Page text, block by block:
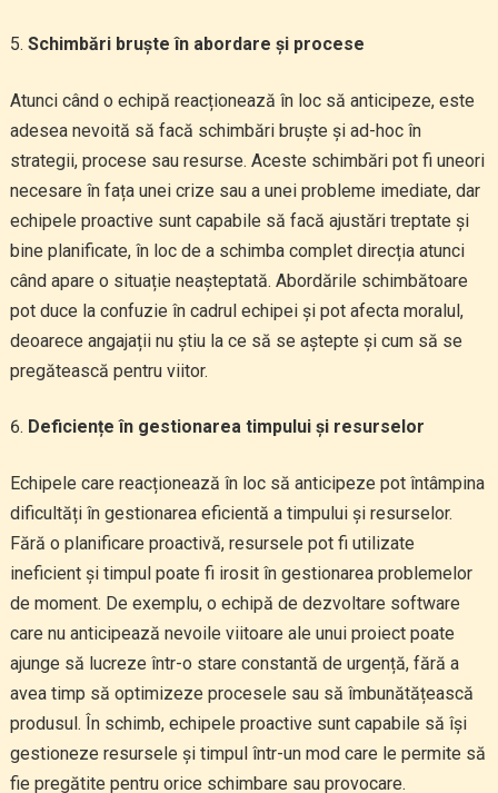
Schimbări bruște în abordare și procese
Atunci când o echipă reacționează în loc să anticipeze, este
adesea nevoită să facă schimbări bruște și ad-hoc în
strategii, procese sau resurse. Aceste schimbări pot fi uneori
necesare în fața unei crize sau a unei probleme imediate, dar
echipele proactive sunt capabile să facă ajustări treptate și
bine planificate, în loc de a schimba complet direcția atunci
când apare o situație neașteptată. Abordările schimbătoare
pot duce la confuzie în cadrul echipei și pot afecta moralul,
deoarece angajații nu știu la ce să se aștepte și cum să se
pregătească pentru viitor.
Deficiențe în gestionarea timpului și resurselor
Echipele care reacționează în loc să anticipeze pot întâmpina
dificultăți în gestionarea eficientă a timpului și resurselor.
Fără o planificare proactivă, resursele pot fi utilizate
ineficient și timpul poate fi irosit în gestionarea problemelor
de moment. De exemplu, o echipă de dezvoltare software
care nu anticipează nevoile viitoare ale unui proiect poate
ajunge să lucreze într-o stare constantă de urgență, fără a
avea timp să optimizeze procesele sau să îmbunătățească
produsul. În schimb, echipele proactive sunt capabile să își
gestioneze resursele și timpul într-un mod care le permite să
fie pregătite pentru orice schimbare sau provocare.